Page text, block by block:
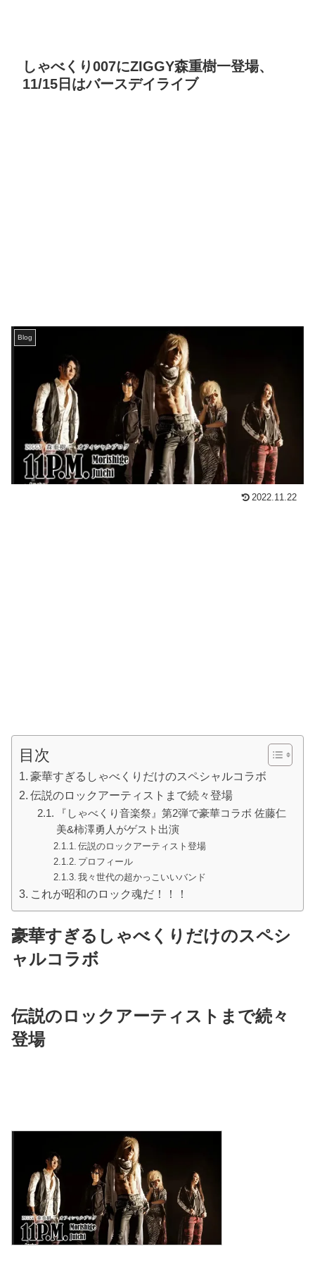
しゃべくり007にZIGGY森重樹一登場、
11/15日はバースデイライブ
Blog
2022.11.22
目次
豪華すぎるしゃべくりだけのスペシャルコラボ
伝説のロックアーティストまで続々登場
『しゃべくり音楽祭』第2弾で豪華コラボ 佐藤仁
美&柿澤勇人がゲスト出演
伝説のロックアーティスト登場
プロフィール
我々世代の超かっこいいバンド
これが昭和のロック魂だ！！！
豪華すぎるしゃべくりだけのスペシ
ャルコラボ
伝説のロックアーティストまで続々
登場